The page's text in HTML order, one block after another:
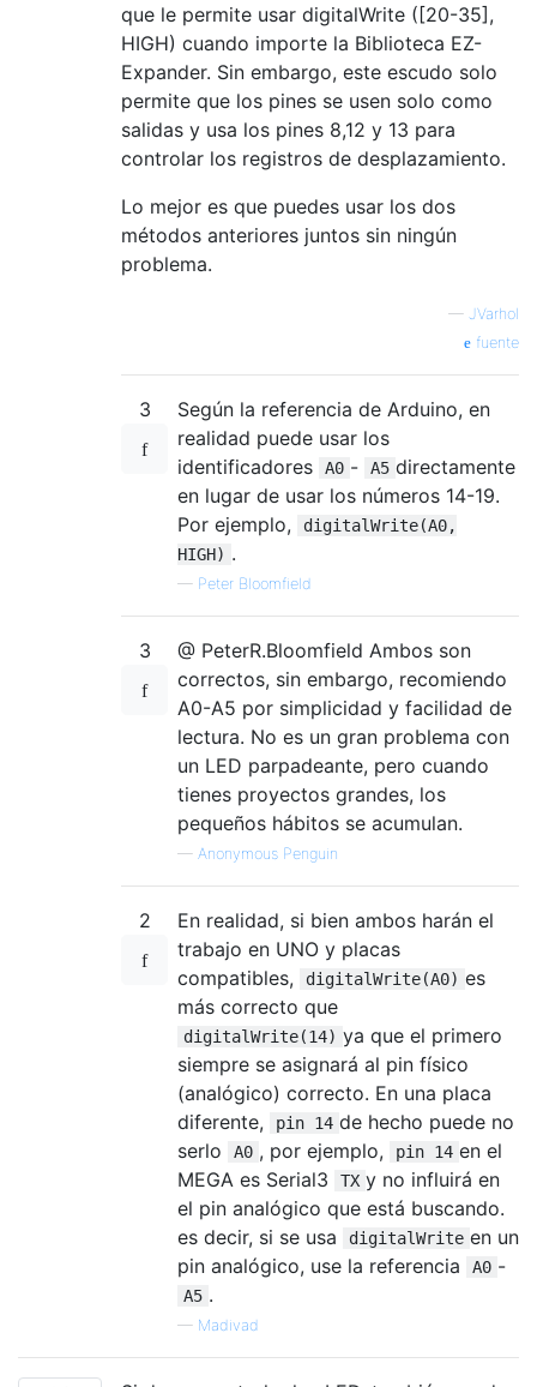
que le permite usar digitalWrite ([20-35],
HIGH) cuando importe la Biblioteca EZ-
Expander. Sin embargo, este escudo solo
permite que los pines se usen solo como
salidas y usa los pines 8,12 y 13 para
controlar los registros de desplazamiento.
Lo mejor es que puedes usar los dos
métodos anteriores juntos sin ningún
problema.
— JVarhol
fuente
3
Según la referencia de Arduino, en
realidad puede usar los
identificadores
A0 - A5 directamente
en lugar de usar los números 14-19.
Por ejemplo,
digitalWrite(A0,
HIGH) .
— Peter Bloomfield
3
@ PeterR.Bloomfield Ambos son
correctos, sin embargo, recomiendo
A0-A5 por simplicidad y facilidad de
lectura. No es un gran problema con
un LED parpadeante, pero cuando
tienes proyectos grandes, los
pequeños hábitos se acumulan.
— Anonymous Penguin
2
En realidad, si bien ambos harán el
trabajo en UNO y placas
compatibles,
digitalWrite(A0) es
más correcto que
digitalWrite(14) ya que el primero
siempre se asignará al pin físico
(analógico) correcto. En una placa
diferente,
pin 14 de hecho puede no
serlo
A0 , por ejemplo, pin 14 en el
MEGA es Serial3
TX y no influirá en
el pin analógico que está buscando.
es decir, si se usa
digitalWrite en un
pin analógico, use la referencia
A0 -
A5 .
— Madivad